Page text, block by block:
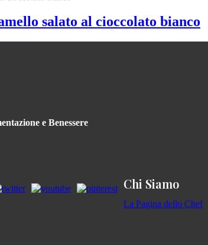
salato al cioccolato bianco
e Benessere
Chi Siamo
La Pagina dello Chef